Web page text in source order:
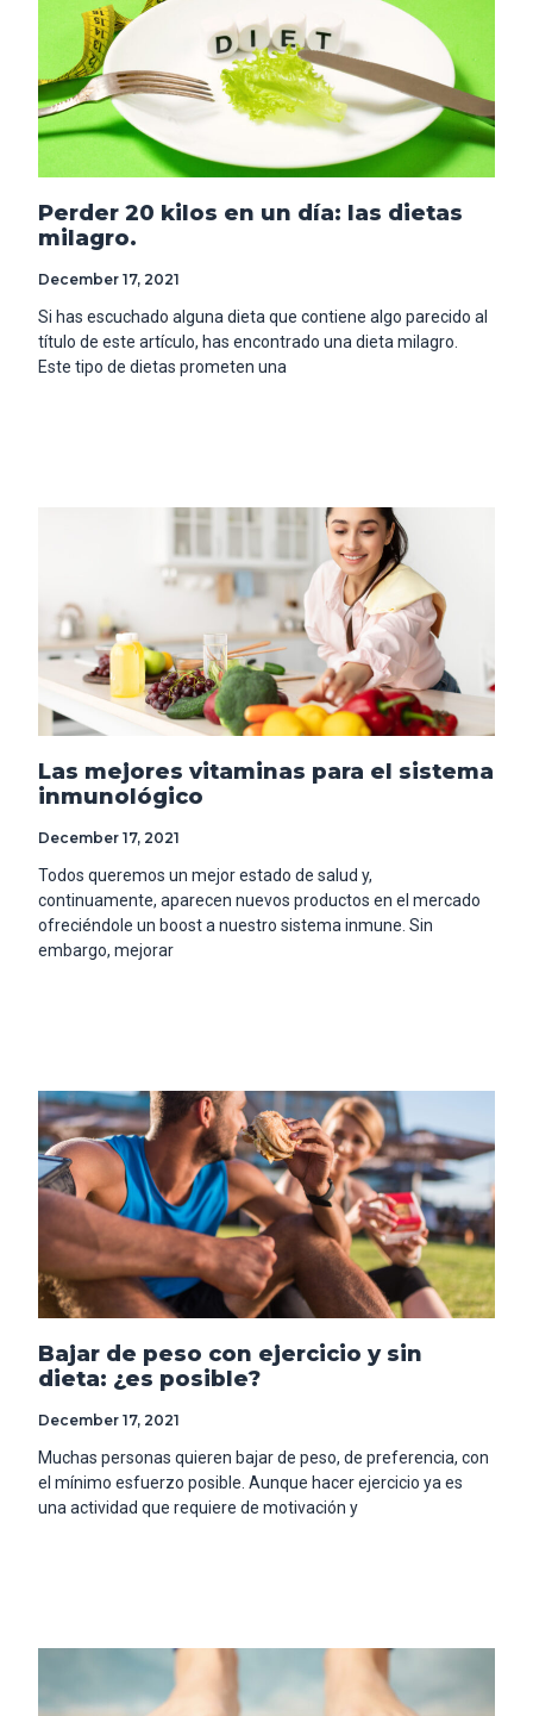
Perder 20 kilos en un día: las dietas
milagro.
December 17, 2021
Si has escuchado alguna dieta que contiene algo parecido al
título de este artículo, has encontrado una dieta milagro.
Este tipo de dietas prometen una
Las mejores vitaminas para el sistema
inmunológico
December 17, 2021
Todos queremos un mejor estado de salud y,
continuamente, aparecen nuevos productos en el mercado
ofreciéndole un boost a nuestro sistema inmune. Sin
embargo, mejorar
Bajar de peso con ejercicio y sin
dieta: ¿es posible?
December 17, 2021
Muchas personas quieren bajar de peso, de preferencia, con
el mínimo esfuerzo posible. Aunque hacer ejercicio ya es
una actividad que requiere de motivación y